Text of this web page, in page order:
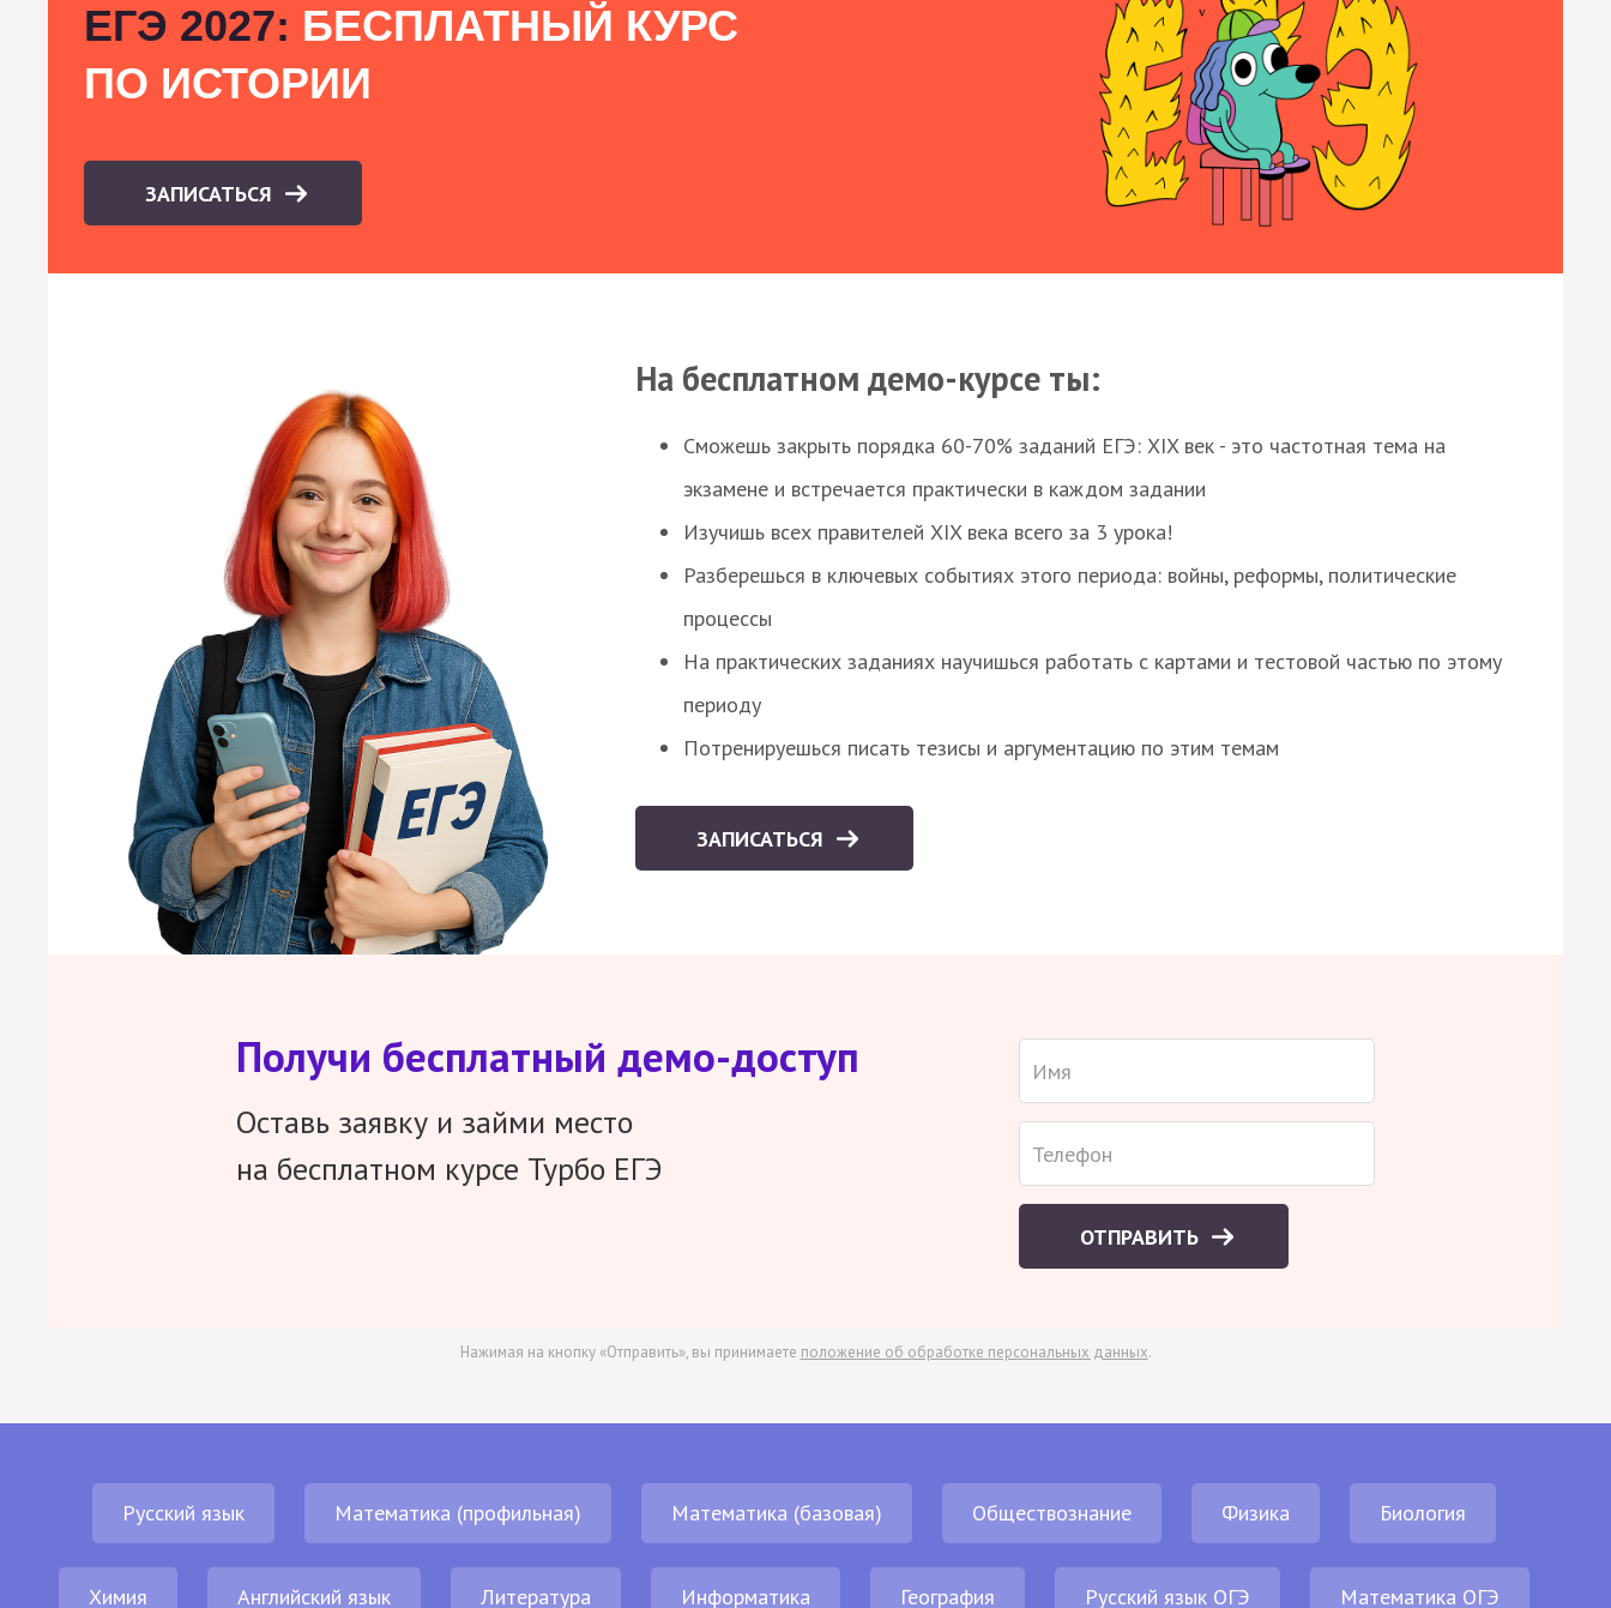
ЕГЭ 2027: БЕСПЛАТНЫЙ КУРС
ПО ИСТОРИИ
ЗАПИСАТЬСЯ
На бесплатном демо-курсе ты:
Сможешь закрыть порядка 60-70% заданий ЕГЭ: XIX век - это частотная тема на
экзамене и встречается практически в каждом задании
Изучишь всех правителей XIX века всего за 3 урока!
Разберешься в ключевых событиях этого периода: войны, реформы, политические
процессы
На практических заданиях научишься работать с картами и тестовой частью по этому
периоду
Потренируешься писать тезисы и аргументацию по этим темам
ЗАПИСАТЬСЯ
Получи бесплатный демо-доступ
Оставь заявку и займи место
на бесплатном курсе Турбо ЕГЭ
ОТПРАВИТЬ
Нажимая на кнопку «Отправить», вы принимаете положение об обработке персональных данных.
Русский язык Математика (профильная) Математика (базовая) Обществознание Физика Биология
Химия Английский язык Литература Информатика География Русский язык ОГЭ Математика ОГЭ